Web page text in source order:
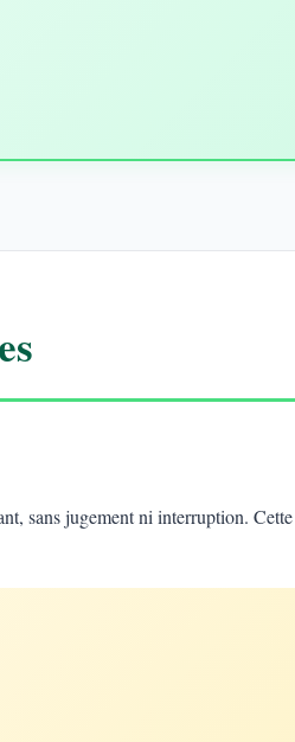
sans jugement ni interruption.